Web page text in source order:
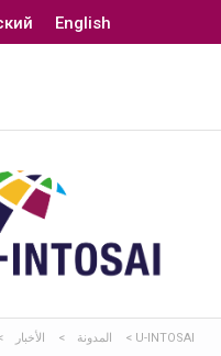
English
U-INTOSAI
> المدونة > الأخبار